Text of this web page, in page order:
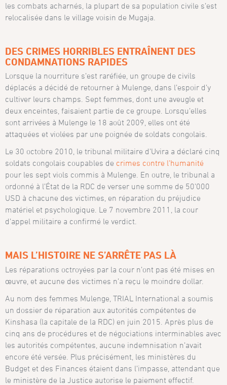
les combats acharnés, la plupart de sa population civile s’est
relocalisée dans le village voisin de Mugaja.
DES CRIMES HORRIBLES ENTRAÎNENT DES
CONDAMNATIONS RAPIDES
Lorsque la nourriture s’est raréfiée, un groupe de civils
déplacés a décidé de retourner à Mulenge, dans l’espoir d’y
cultiver leurs champs. Sept femmes, dont une aveugle et
deux enceintes, faisaient partie de ce groupe. Lorsqu’elles
sont arrivées à Mulenge le 18 août 2009, elles ont été
attaquées et violées par une poignée de soldats congolais.
Le 30 octobre 2010, le tribunal militaire d’Uvira a déclaré cinq
soldats congolais coupables de crimes contre l’humanité
pour les sept viols commis à Mulenge. En outre, le tribunal a
ordonné à l’État de la RDC de verser une somme de 50’000
USD à chacune des victimes, en réparation du préjudice
matériel et psychologique. Le 7 novembre 2011, la cour
d’appel militaire a confirmé le verdict.
MAIS L’HISTOIRE NE S’ARRÊTE PAS LÀ
Les réparations octroyées par la cour n’ont pas été mises en
œuvre, et aucune des victimes n’a reçu le moindre dollar.
Au nom des femmes Mulenge, TRIAL International a soumis
un dossier de réparation aux autorités compétentes de
Kinshasa (la capitale de la RDC) en juin 2015. Après plus de
cinq ans de procédures et de négociations interminables avec
les autorités compétentes, aucune indemnisation n’avait
encore été versée. Plus précisément, les ministères du
Budget et des Finances étaient dans l’impasse, attendant que
le ministère de la Justice autorise le paiement effectif.